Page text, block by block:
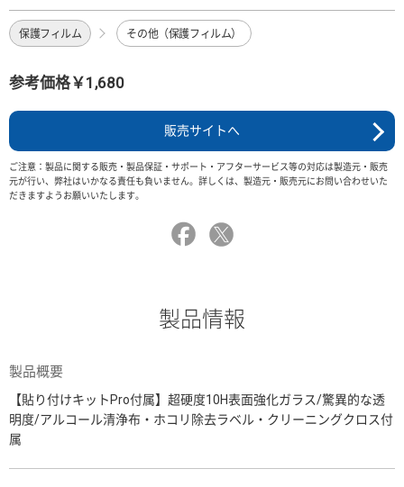
保護フィルム その他（保護フィルム）
参考価格￥1,680
販売サイトへ
ご注意：製品に関する販売・製品保証・サポート・アフターサービス等の対応は製造元・販売
元が行い、弊社はいかなる責任も負いません。詳しくは、製造元・販売元にお問い合わせいた
だきますようお願いいたします。
製品情報
製品概要
【貼り付けキットPro付属】超硬度10H表面強化ガラス/驚異的な透
明度/アルコール清浄布・ホコリ除去ラベル・クリーニングクロス付
属